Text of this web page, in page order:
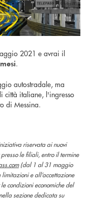
2021 e avrai il
.
autostradale, ma
città italiane, l'ingresso
di Messina.
riservata ai nuovi
presso le filiali, entro il termine
(dal 1 al 31 maggio
e all’accettazione
condizioni economiche del
sezione dedicata su